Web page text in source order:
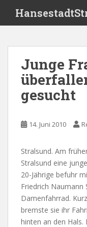
i
Junge
gesucht
14. Juni 2010
Stralsund. Am
Stralsund eine
20-Jährige befuhr
Friedrich Naumann
Damenfahrrad.
bremste sie ihr
hinten an den Hals.